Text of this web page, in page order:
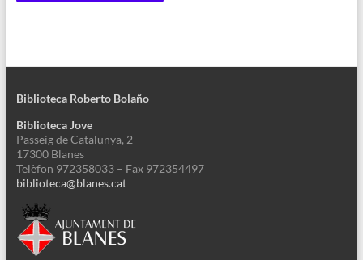
Biblioteca Roberto Bolaño
Biblioteca Jove
Passeig de Catalunya, 2
17300 Blanes
Telèfon 972358033 – Fax 972354497
biblioteca@blanes.cat